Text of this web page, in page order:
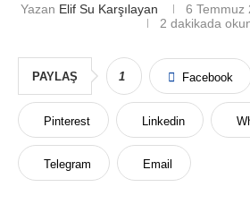
Yazan Elif Su Karşılayan 6 Temmuz
2 dakikada
PAYLAŞ 1 Facebook
Pinterest Linkedin
Telegram Email